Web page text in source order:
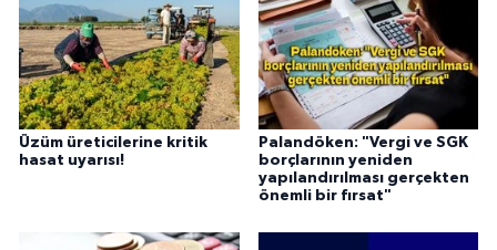
Üzüm üreticilerine kritik
hasat uyarısı!
Palandöken: "Vergi ve SGK
borçlarının yeniden
yapılandırılması gerçekten
önemli bir fırsat"